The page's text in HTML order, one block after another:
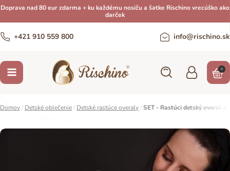
Doprava nad 80 eur zdarma + ku každému nosiču a šatke Rischino vrecúško ako
darček
+421 910 559 800 info@rischino.sk
0
Domov/ Detské oblečenie/ Detské rastúce overaly/SET - Rastúci detský overal a